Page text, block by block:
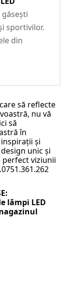
sportivilor.
din
să reflecte
nu vă
să
în
și
unic și
perfect viziunii
lămpi LED